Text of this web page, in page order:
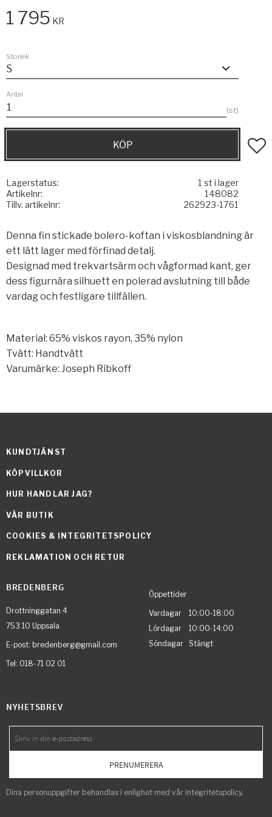
1 795 KR
Storlek
Antal
st
KÖP
Lagerstatus
1 st i lager
Artikelnr
148082
Tillv. artikelnr
262923-1761
Denna fin stickade bolero-koftan i viskosblandning är
ett lätt lager med förfinad detalj.
Designad med trekvartsärm och vågformad kant, ger
dess figurnära silhuett en polerad avslutning till både
vardag och festligare tillfällen.
Material: 65% viskos rayon, 35% nylon
Tvätt: Handtvätt
Varumärke: Joseph Ribkoff
KUNDTJÄNST
KÖPVILLKOR
HUR HANDLAR JAG?
VÅR BUTIK
COOKIES & INTEGRITETSPOLICY
REKLAMATION OCH RETUR
BREDENBERG
Drottninggatan 4
753 10 Uppsala
E-post: bredenberg@gmail.com
Tel: 018-71 02 01
Öppettider
Vardagar 10:00-18:00
Lördagar 10:00-14:00
Söndagar Stängt
NYHETSBREV
PRENUMERERA
Dina personuppgifter behandlas i enlighet med vår integritetspolicy.